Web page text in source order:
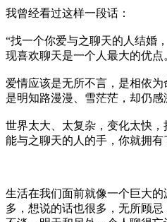
我曾经看过这样一段话：
“找一个你爱与之聊天的人结婚
现喜欢聊天是一个人最大的优点
爱情应该是无所不言，是相依为
是明知路漫漫、雪茫茫，却仍
世界太大、太复杂，变化太快
能与之聊天的人的手，你就拥有
生活在我们面前就像一个巨大
多，想说的话也很多，无所顾